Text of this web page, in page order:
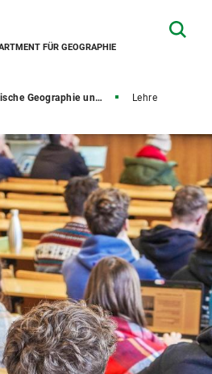
FÜR GEOGRAPHIE
Geographie und Nexusforschung Lehre